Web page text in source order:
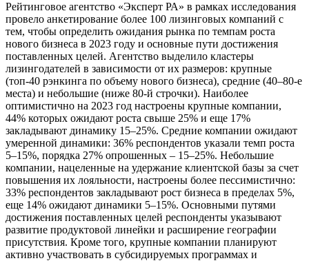
Рейтинговое агентство «Эксперт РА» в рамках исследования
провело анкетирование более 100 лизинговых компаний с
тем, чтобы определить ожидания рынка по темпам роста
нового бизнеса в 2023 году и основные пути достижения
поставленных целей. Агентство выделило кластеры
лизингодателей в зависимости от их размеров: крупные
(топ-40 рэнкинга по объему нового бизнеса), средние (40–80-е
места) и небольшие (ниже 80-й строчки). Наиболее
оптимистично на 2023 год настроены крупные компании,
44% которых ожидают роста свыше 25% и еще 17%
закладывают динамику 15–25%. Средние компании ожидают
умеренной динамики: 36% респондентов указали темп роста
5–15%, порядка 27% опрошенных – 15–25%. Небольшие
компании, нацеленные на удержание клиентской базы за счет
повышения их лояльности, настроены более пессимистично:
33% респондентов закладывают рост бизнеса в пределах 5%,
еще 14% ожидают динамики 5–15%. Основными путями
достижения поставленных целей респонденты указывают
развитие продуктовой линейки и расширение географии
присутствия. Кроме того, крупные компании планируют
активно участвовать в субсидируемых программах и